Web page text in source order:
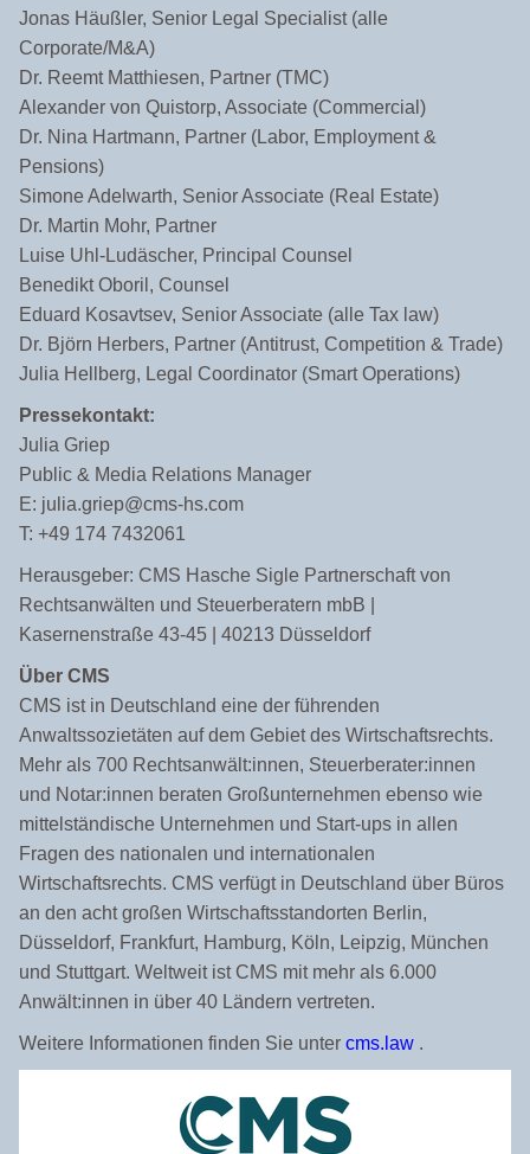
Jonas Häußler, Senior Legal Specialist (alle
Corporate/M&A)
Dr. Reemt Matthiesen, Partner (TMC)
Alexander von Quistorp, Associate (Commercial)
Dr. Nina Hartmann, Partner (Labor, Employment &
Pensions)
Simone Adelwarth, Senior Associate (Real Estate)
Dr. Martin Mohr, Partner
Luise Uhl-Ludäscher, Principal Counsel
Benedikt Oboril, Counsel
Eduard Kosavtsev, Senior Associate (alle Tax law)
Dr. Björn Herbers, Partner (Antitrust, Competition & Trade)
Julia Hellberg, Legal Coordinator (Smart Operations)
Pressekontakt:
Julia Griep
Public & Media Relations Manager
E: julia.griep@cms-hs.com
T: +49 174 7432061
Herausgeber: CMS Hasche Sigle Partnerschaft von
Rechtsanwälten und Steuerberatern mbB |
Kasernenstraße 43-45 | 40213 Düsseldorf
Über CMS
CMS ist in Deutschland eine der führenden
Anwaltssozietäten auf dem Gebiet des Wirtschaftsrechts.
Mehr als 700 Rechtsanwält:innen, Steuerberater:innen
und Notar:innen beraten Großunternehmen ebenso wie
mittelständische Unternehmen und Start-ups in allen
Fragen des nationalen und internationalen
Wirtschaftsrechts. CMS verfügt in Deutschland über Büros
an den acht großen Wirtschaftsstandorten Berlin,
Düsseldorf, Frankfurt, Hamburg, Köln, Leipzig, München
und Stuttgart. Weltweit ist CMS mit mehr als 6.000
Anwält:innen in über 40 Ländern vertreten.
Weitere Informationen finden Sie unter cms.law .